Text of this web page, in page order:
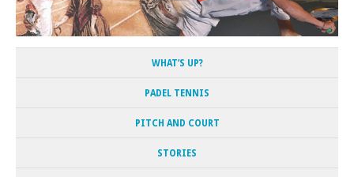
WHAT’S UP?
PADEL TENNIS
PITCH AND COURT
STORIES